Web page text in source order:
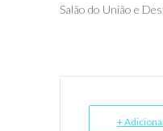
Salão do União e
+